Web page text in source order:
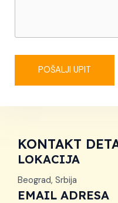
POŠALJI UPIT
KONTAKT
LOKACIJA​
Beograd, Srbija
EMAIL ADRESA